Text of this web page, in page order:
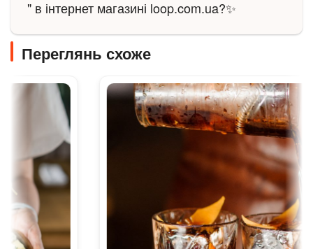
" в інтернет магазині loop.com.ua?✨
Переглянь схоже